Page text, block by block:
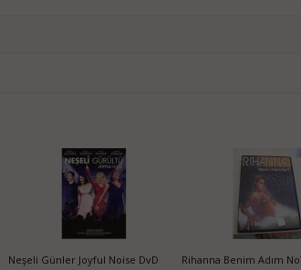
Neşeli Günler Joyful Noise DvD Rihanna Benim Adım